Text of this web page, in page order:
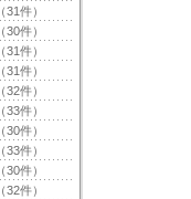
（31件）
（30件）
（31件）
（31件）
（32件）
（33件）
（30件）
（33件）
（30件）
（32件）